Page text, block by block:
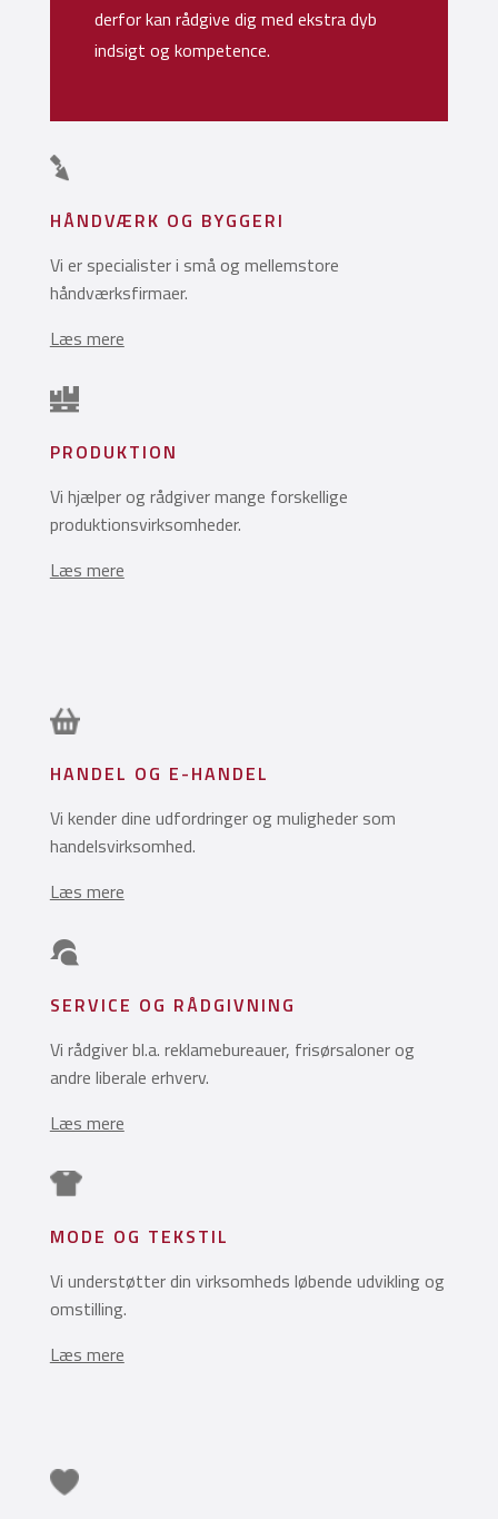
derfor kan rådgive dig med ekstra dyb
indsigt og kompetence.
HÅNDVÆRK OG BYGGERI
Vi er specialister i små og mellemstore
håndværksfirmaer.
Læs mere
PRODUKTION
Vi hjælper og rådgiver mange forskellige
produktionsvirksomheder.
Læs mere
HANDEL OG E-HANDEL
Vi kender dine udfordringer og muligheder som
handelsvirksomhed.
Læs mere
SERVICE OG RÅDGIVNING
Vi rådgiver bl.a. reklamebureauer, frisørsaloner og
andre liberale erhverv.
Læs mere
MODE OG TEKSTIL
Vi understøtter din virksomheds løbende udvikling og
omstilling.
Læs mere